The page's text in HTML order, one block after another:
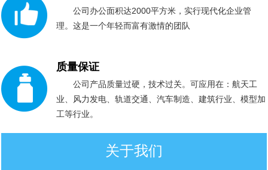
公司办公面积达2000平方米，实行现代化企业管
理。这是一个年轻而富有激情的团队
质量保证
公司产品质量过硬，技术过关。可应用在：航天工
业、风力发电、轨道交通、汽车制造、建筑行业、模型加
工等行业。
关于我们